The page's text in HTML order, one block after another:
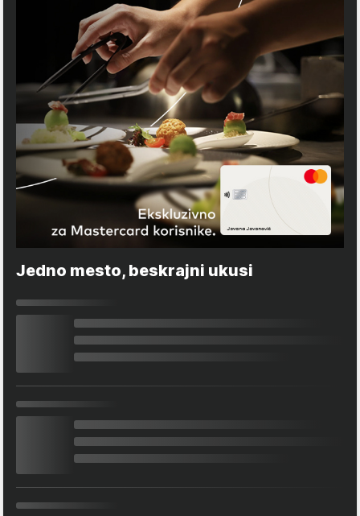
Jedno mesto, beskrajni ukusi